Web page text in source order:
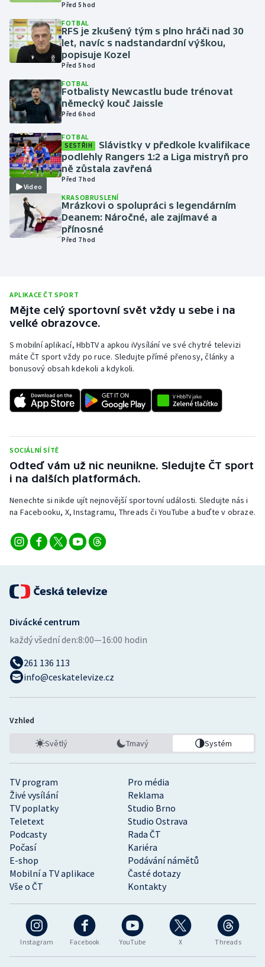
Judo
Krasobruslení
Lyže a snowboard
Moderní pětiboj
Motorsport
Olympijské hry
Parasport
Rychlobruslení
Rychlostní kanoistika
Short track
Sportovní střelba
Stolní tenis
Triatlon
Veslování
Ostatní
Před 5 hod
FOTBAL
RFS je zkušený tým s plno hráči nad 30
let, navíc s nadstandardní výškou,
popisuje Kozel
Před 5 hod
FOTBAL
Fotbalisty Newcastlu bude trénovat
německý kouč Jaissle
Před 6 hod
Video
FOTBAL
SESTŘIH
Slávistky v předkole kvalifikace
podlehly Rangers 1:2 a Liga mistryň pro
ně zůstala zavřená
Před 7 hod
KRASOBRUSLENÍ
Mrázkovi o spolupráci s legendárním
Deanem: Náročné, ale zajímavé a
přínosné
Před 7 hod
APLIKACE ČT SPORT
Mějte celý sportovní svět vždy u sebe i na
velké obrazovce.
S mobilní aplikací, HbbTV a apkou iVysílání ve své chytré televizi
máte ČT sport vždy po ruce. Sledujte přímé přenosy, články a
bonusový obsah kdekoli a kdykoli.
SOCIÁLNÍ SÍTĚ
Odteď vám už nic neunikne. Sledujte ČT sport
i na dalších platformách.
Nenechte si nikde ujít nejnovější sportovní události. Sledujte nás i
na Facebooku, X, Instagramu, Threads či YouTube a buďte v obraze.
Instagram Facebook YouTube X Threads
TV program
Pro média
Živé vysílání
Reklama
TV poplatky
Studio Brno
Teletext
Studio Ostrava
Podcasty
Rada ČT
Počasí
Kariéra
E-shop
Podávání námětů
Mobilní a TV aplikace
Časté dotazy
Vše o ČT
Kontakty
Divácké centrum
každý všední den:8:00—16:00 hodin
261 136 113
info@ceskatelevize.cz
Vzhled
Světlý Tmavý Systém